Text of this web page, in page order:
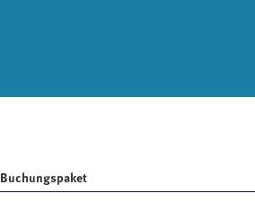
Buchungspaket